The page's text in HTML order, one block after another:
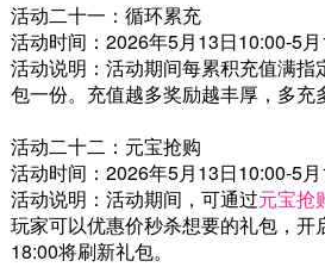
活动二十一：循环累充
活动时间：2026年5月13日10:00-5
活动说明：活动期间每累积充值满指
包一份。充值越多奖励越丰厚，多充
活动二十二：元宝抢购
活动时间：2026年5月13日10:00-5
活动说明：活动期间，可通过元宝抢
玩家可以优惠价秒杀想要的礼包，开
18:00将刷新礼包。